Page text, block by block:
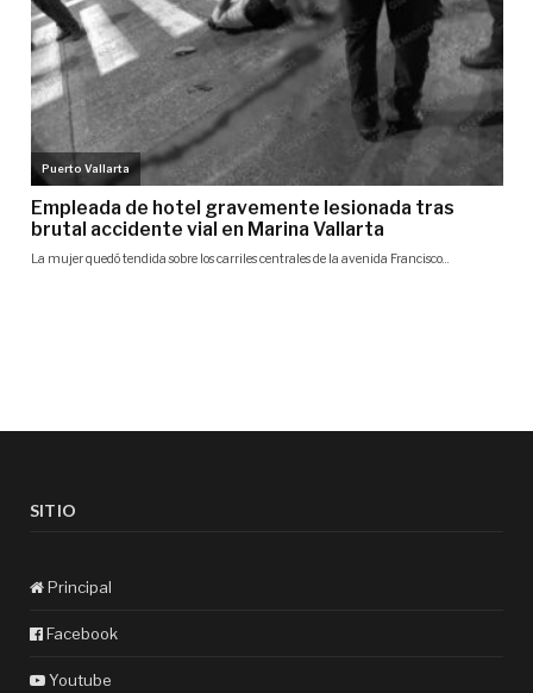
SITIO
Principal
Facebook
Youtube